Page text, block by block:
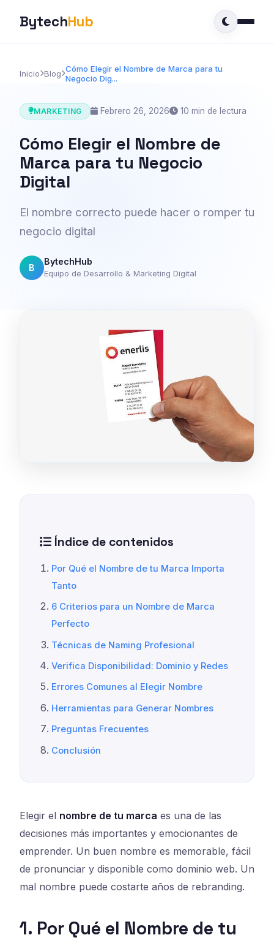
BytechHub
Inicio Blog Cómo Elegir el Nombre de Marca para tu
Negocio Dig...
MARKETING Febrero 26, 2026 10 min de lectura
Cómo Elegir el Nombre de
Marca para tu Negocio
Digital
El nombre correcto puede hacer o romper tu
negocio digital
B
BytechHub
Equipo de Desarrollo & Marketing Digital
Índice de contenidos
Por Qué el Nombre de tu Marca Importa
Tanto
6 Criterios para un Nombre de Marca
Perfecto
Técnicas de Naming Profesional
Verifica Disponibilidad: Dominio y Redes
Errores Comunes al Elegir Nombre
Herramientas para Generar Nombres
Preguntas Frecuentes
Conclusión
Elegir el nombre de tu marca es una de las
decisiones más importantes y emocionantes de
emprender. Un buen nombre es memorable, fácil
de pronunciar y disponible como dominio web. Un
mal nombre puede costarte años de rebranding.
1. Por Qué el Nombre de tu